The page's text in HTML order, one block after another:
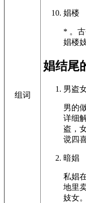
组词
娼楼
* 。
娼楼
娼结尾
男盗
男的
详细
盗，
谠四
暗娼
私娼
地里
妓女